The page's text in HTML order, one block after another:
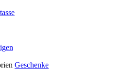
Geschenke